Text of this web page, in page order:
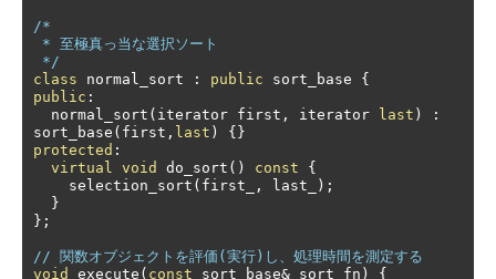
/*
*/
class normal_sort : public sort_base {
public :
  normal_sort
( iterator first , iterator last )
:
sort_base ( first , last )
{}
protected :
virtual
void do_sort () const
{
    selection_sort
( first_ , last_
);
}
};
// 関数オブジェクトを評価(実行)し、処理時間を測定する
void
execute ( const sort_base& sort_fn ) {